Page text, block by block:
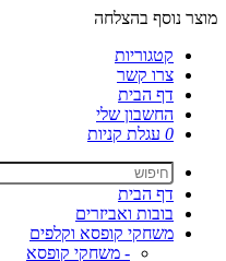
מוצר נוסף בהצלחה
קטגוריות
צרו קשר
דף הבית
החשבון שלי
0 עגלת קניות
דף הבית
בובות ואביזרים
משחקי קופסא וקלפים
- משחקי קופסא